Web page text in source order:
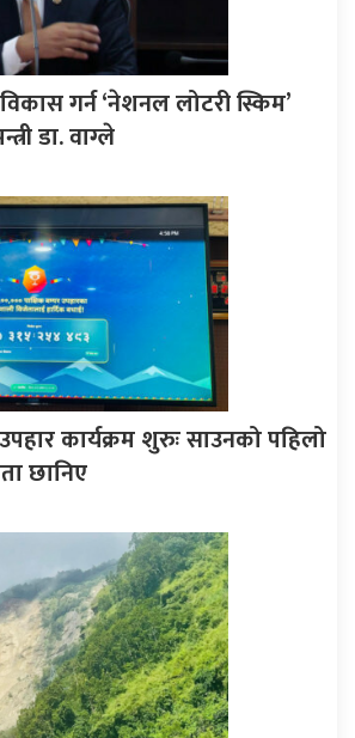
गर्न ‘नेशनल लोटरी स्किम’
डा. वाग्ले
कार्यक्रम शुरुः साउनको पहिलो
छानिए